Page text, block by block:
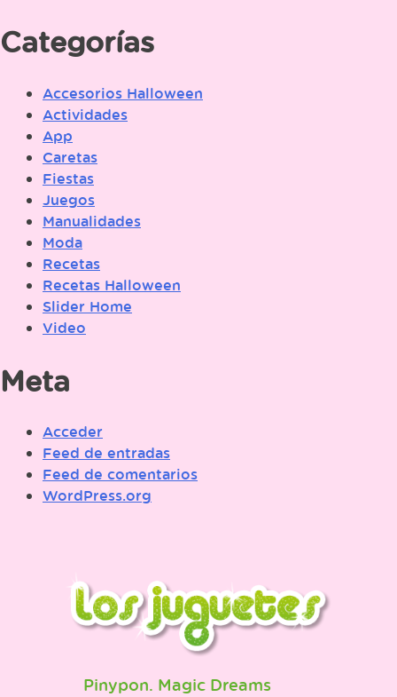
Categorías
Accesorios Halloween
Actividades
App
Caretas
Fiestas
Juegos
Manualidades
Moda
Recetas
Recetas Halloween
Slider Home
Video
Meta
Acceder
Feed de entradas
Feed de comentarios
WordPress.org
Pinypon. Magic Dreams